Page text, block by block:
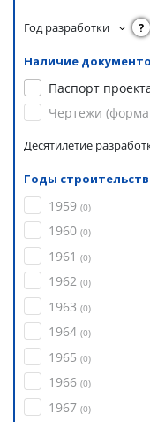
Год разработки ?
Наличие
Паспорт
Чертежи
Десятилетие
Годы
1959 (0)
1960 (0)
1961 (0)
1962 (0)
1963 (0)
1964 (0)
1965 (0)
1966 (0)
1967 (0)